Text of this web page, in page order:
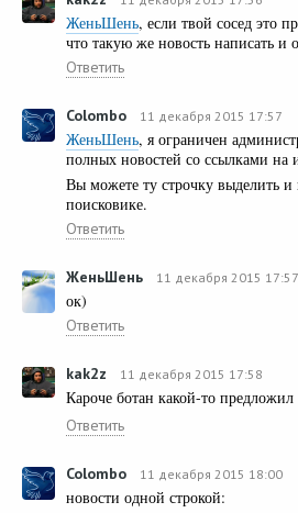
ЖеньШень, если твой сосед это
что такую же новость написать и
Ответить
Colombo 11 декабря 2015 17:57
ЖеньШень, я ограничен
полных новостей со ссылками на
Вы можете ту строчку выделить и
поисковике.
Ответить
ЖеньШень 11 декабря 2015 17:57
ок)
Ответить
kak2z 11 декабря 2015 17:58
Кароче ботан какой-то предложил
Ответить
Colombo 11 декабря 2015 18:00
новости одной строкой: